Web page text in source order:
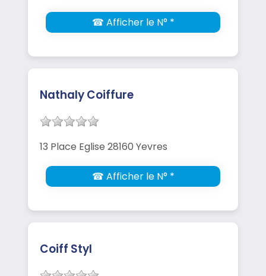
☎ Afficher le N° *
Nathaly Coiffure
13 Place Eglise 28160 Yevres
☎ Afficher le N° *
Coiff Styl